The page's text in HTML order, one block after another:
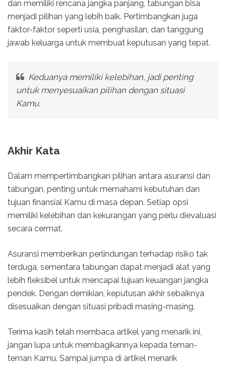
dan memiliki rencana jangka panjang, tabungan bisa
menjadi pilihan yang lebih baik. Pertimbangkan juga
faktor-faktor seperti usia, penghasilan, dan tanggung
jawab keluarga untuk membuat keputusan yang tepat.
Keduanya memiliki kelebihan, jadi penting
untuk menyesuaikan pilihan dengan situasi
Kamu.
Akhir Kata
Dalam mempertimbangkan pilihan antara asuransi dan
tabungan, penting untuk memahami kebutuhan dan
tujuan finansial Kamu di masa depan. Setiap opsi
memiliki kelebihan dan kekurangan yang perlu dievaluasi
secara cermat.
Asuransi memberikan perlindungan terhadap risiko tak
terduga, sementara tabungan dapat menjadi alat yang
lebih fleksibel untuk mencapai tujuan keuangan jangka
pendek. Dengan demikian, keputusan akhir sebaiknya
disesuaikan dengan situasi pribadi masing-masing.
Terima kasih telah membaca artikel yang menarik ini,
jangan lupa untuk membagikannya kepada teman-
teman Kamu. Sampai jumpa di artikel menarik